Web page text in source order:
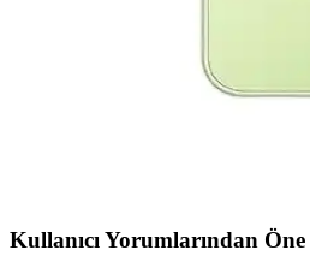
Samsung Galaxy A serisinin teknik
Kullanıcı Yorumlarından